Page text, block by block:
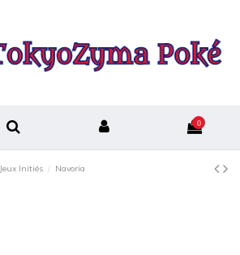
0
Jeux Initiés Navoria